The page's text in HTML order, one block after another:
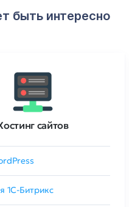
быть интересно
сайтов
1C-Битрикс